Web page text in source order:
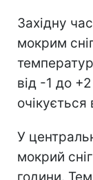
Західну
мокрим
від -1 до
У
мокрий